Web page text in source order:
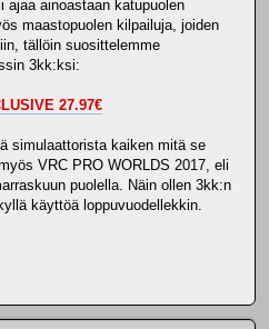
ainoastaan katupuolen
maastopuolen kilpailuja, joiden
tällöin suosittelemme
3kk:ksi:
27.97€
simulaattorista kaiken mitä se
VRC PRO WORLDS 2017, eli
puolella. Näin ollen 3kk:n
käyttöä loppuvuodellekkin.